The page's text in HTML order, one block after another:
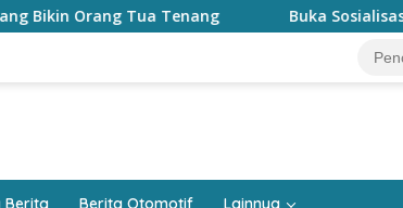
Buka Sosialisasi Akbar Pencegahan IRET,
Berita Berita Otomotif Lainnya